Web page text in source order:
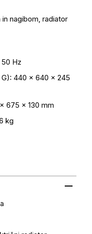
nagibom, radiator
Hz
440 × 640 × 245
675 × 130 mm
kg